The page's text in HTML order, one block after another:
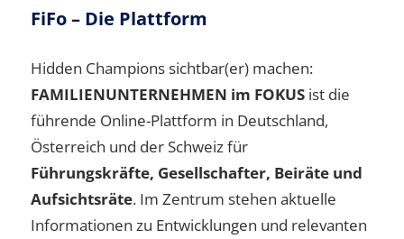
FiFo – Die Plattform
Hidden Champions sichtbar(er) machen:
FAMILIENUNTERNEHMEN im FOKUS ist die
führende Online-Plattform in Deutschland,
Österreich und der Schweiz für
Führungskräfte, Gesellschafter, Beiräte und
Aufsichtsräte. Im Zentrum stehen aktuelle
Informationen zu Entwicklungen und relevanten